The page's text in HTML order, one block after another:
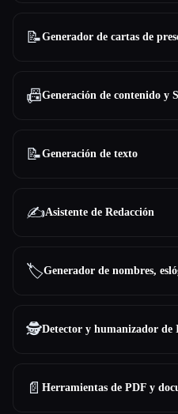
📝Generador de cartas de
📠Generación de contenido y
📝Generación de texto
✍️Asistente de Redacción
🏷️Generador de nombres,
🕵️Detector y humanizador de
📄 Herramientas de PDF y